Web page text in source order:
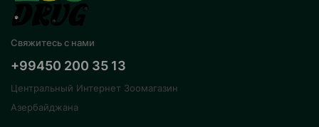
Свяжитесь с нами
+99450 200 35 13
Центральный Интернет Зоомагазин
Азербайджана